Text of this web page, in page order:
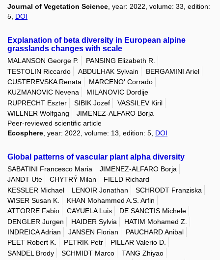
Journal of Vegetation Science , year: 2022, volume: 33, edition:
5, DOI
Explanation of beta diversity in European alpine
grasslands changes with scale
MALANSON George P.
PANSING Elizabeth R.
TESTOLIN Riccardo
ABDULHAK Sylvain
BERGAMINI Ariel
CUSTEREVSKA Renata
MARCENO' Corrado
KUZMANOVIC Nevena
MILANOVIC Dordije
RUPRECHT Eszter
SIBIK Jozef
VASSILEV Kiril
WILLNER Wolfgang
JIMENEZ-ALFARO Borja
Peer-reviewed scientific article
Ecosphere , year: 2022, volume: 13, edition: 5, DOI
Global patterns of vascular plant alpha diversity
SABATINI Francesco Maria
JIMENEZ-ALFARO Borja
JANDT Ute
CHYTRÝ Milan
FIELD Richard
KESSLER Michael
LENOIR Jonathan
SCHRODT Franziska
WISER Susan K.
KHAN Mohammed A.S. Arfin
ATTORRE Fabio
CAYUELA Luis
DE SANCTIS Michele
DENGLER Jurgen
HAIDER Sylvia
HATIM Mohamed Z.
INDREICA Adrian
JANSEN Florian
PAUCHARD Anibal
PEET Robert K.
PETRIK Petr
PILLAR Valerio D.
SANDEL Brody
SCHMIDT Marco
TANG Zhiyao